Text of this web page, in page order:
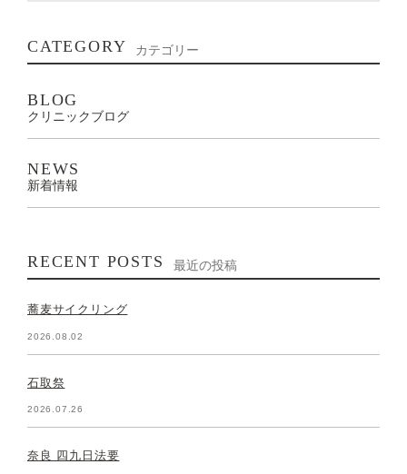
CATEGORY カテゴリー
BLOG
クリニックブログ
NEWS
新着情報
RECENT POSTS 最近の投稿
蕎麦サイクリング
2026.08.02
石取祭
2026.07.26
奈良 四九日法要